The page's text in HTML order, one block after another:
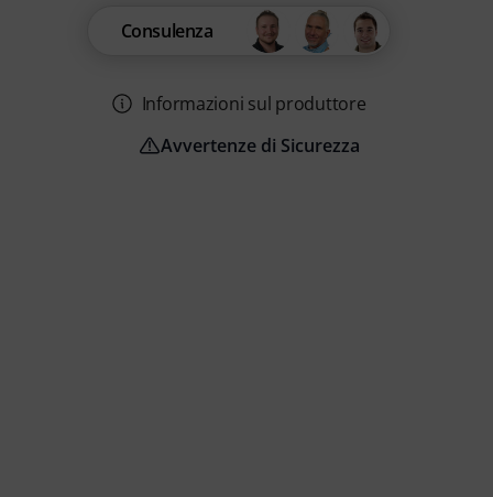
Consulenza
Informazioni sul produttore
Avvertenze di Sicurezza